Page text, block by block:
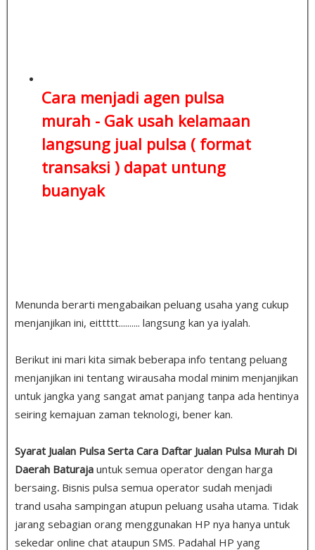
Cara menjadi agen pulsa
murah - Gak usah kelamaan
langsung jual pulsa ( format
transaksi )dapat untung
buanyak
Menunda berarti mengabaikan peluang usaha yang cukup
menjanjikan ini, eittttt.......... langsung kan ya iyalah.
Berikut ini mari kita simak beberapa info tentang peluang
menjanjikan ini tentang wirausaha modal minim menjanjikan
untuk jangka yang sangat amat panjang tanpa ada hentinya
seiring kemajuan zaman teknologi, bener kan.
Syarat Jualan Pulsa Serta Cara Daftar Jualan Pulsa Murah Di
Daerah Baturaja untuk semua operator dengan harga
bersaing. Bisnis pulsa semua operator sudah menjadi
trand usaha sampingan atupun peluang usaha utama. Tidak
jarang sebagian orang menggunakan HP nya hanya untuk
sekedar online chat ataupun SMS. Padahal HP yang